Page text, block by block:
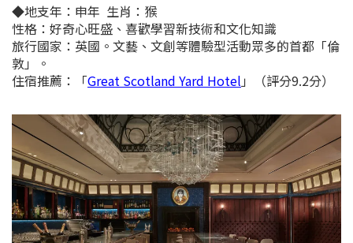
◆地支年： 申年 生肖：猴
性格：好奇心旺盛、喜歡學習新技術和文化知識
旅行國家：英國。文藝、文創等體驗型活動眾多的首都「倫
敦」
。
住宿推薦：
「Great Scotland Yard Hotel 」（評分9.2分）